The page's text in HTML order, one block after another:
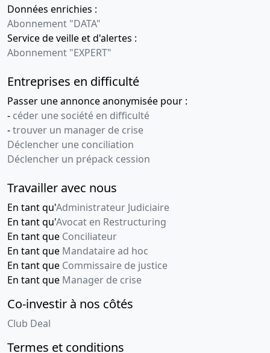
Données enrichies :
Abonnement "DATA"
Service de veille et d'alertes :
Abonnement "EXPERT"
Entreprises en difficulté
Passer une annonce anonymisée pour :
- céder une société en difficulté
-trouver un manager de crise
Déclencher une conciliation
Déclencher un prépack cession
Travailler avec nous
En tant qu'Administrateur Judiciaire
En tant qu'Avocat en Restructuring
En tant que Conciliateur
En tant que Mandataire ad hoc
En tant que Commissaire de justice
En tant que Manager de crise
Co-investir à nos côtés
Club Deal
Termes et conditions